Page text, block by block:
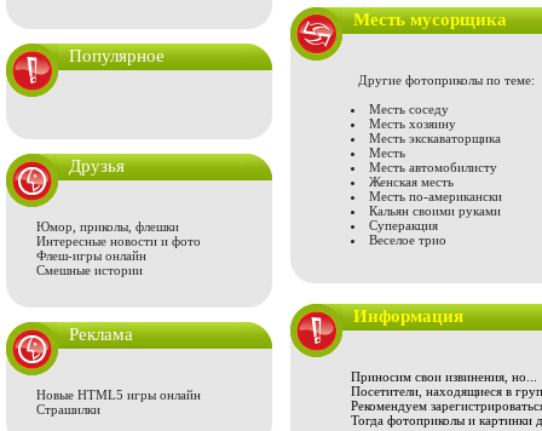
Популярное
Друзья
Юмор, приколы, флешки
Интересные новости и фото
Флеш-игры онлайн
Смешные истории
Реклама
Новые HTML5 игры онлайн
Страшилки
Месть мусорщика
Другие фотоприколы по теме:
Месть соседу
Месть хозяину
Месть экскаваторщика
Месть
Месть автомобилисту
Женская месть
Месть по-американски
Кальян своими руками
Суперакция
Веселое трио
Информация
Приносим свои извинения, но...
Посетители, находящиеся в
Рекомендуем
Тогда фотоприколы и картинки